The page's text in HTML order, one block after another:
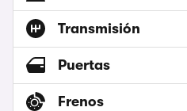
Transmisión
Puertas
Frenos